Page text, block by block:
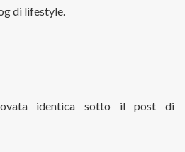
di lifestyle.
identica sotto il post di